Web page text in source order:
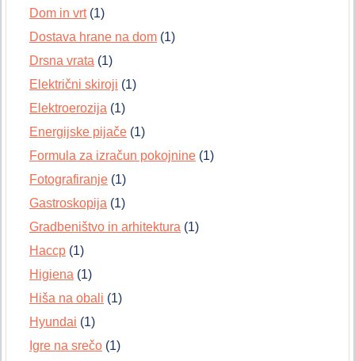
Dom in vrt(1)
Dostava hrane na dom (1)
Drsna vrata (1)
Električni skiroji (1)
Elektroerozija (1)
Energijske pijače (1)
Formula za izračun pokojnine (1)
Fotografiranje (1)
Gastroskopija (1)
Gradbeništvo in arhitektura (1)
Haccp (1)
Higiena (1)
Hiša na obali (1)
Hyundai (1)
Igre na srečo (1)